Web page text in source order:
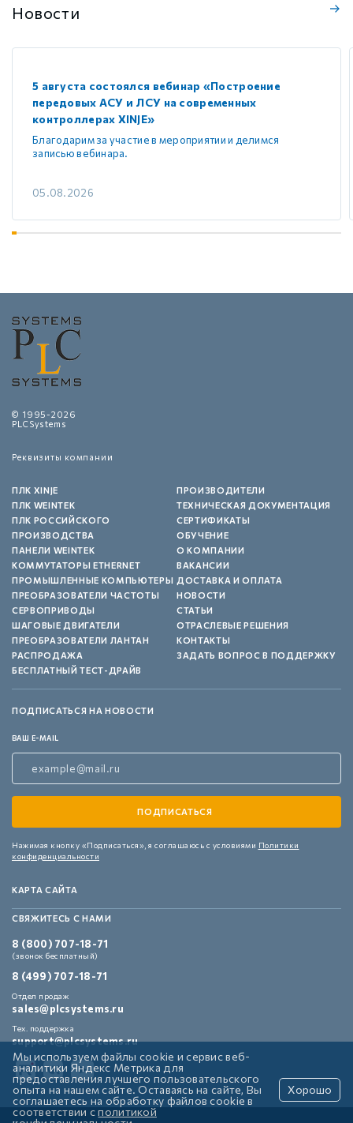
Новости
5 августа состоялся вебинар «Построение
передовых АСУ и ЛСУ на современных
контроллерах XINJE»
Благодарим за участие в мероприятии и делимся
записью вебинара.
05.08.2026
© 1995-2026
PLCSystems
Реквизиты компании
ПЛК XINJE
ПЛК WEINTEK
ПЛК РОССИЙСКОГО
ПРОИЗВОДСТВА
ПАНЕЛИ WEINTEK
КОММУТАТОРЫ ETHERNET
ПРОМЫШЛЕННЫЕ КОМПЬЮТЕРЫ
ПРЕОБРАЗОВАТЕЛИ ЧАСТОТЫ
СЕРВОПРИВОДЫ
ШАГОВЫЕ ДВИГАТЕЛИ
ПРЕОБРАЗОВАТЕЛИ ЛАНТАН
РАСПРОДАЖА
БЕСПЛАТНЫЙ ТЕСТ-ДРАЙВ
ПРОИЗВОДИТЕЛИ
ТЕХНИЧЕСКАЯ ДОКУМЕНТАЦИЯ
СЕРТИФИКАТЫ
ОБУЧЕНИЕ
О КОМПАНИИ
ВАКАНСИИ
ДОСТАВКА И ОПЛАТА
НОВОСТИ
СТАТЬИ
ОТРАСЛЕВЫЕ РЕШЕНИЯ
КОНТАКТЫ
ЗАДАТЬ ВОПРОС В ПОДДЕРЖКУ
ПОДПИСАТЬСЯ НА НОВОСТИ
ВАШ E-MAIL
Нажимая кнопку «Подписаться», я соглашаюсь с условиями Политики
конфиденциальности
КАРТА САЙТА
СВЯЖИТЕСЬ С НАМИ
8 (800) 707-18-71
(звонок бесплатный)
8 (499) 707-18-71
Отдел продаж
sales@plcsystems.ru
Тех. поддержка
support@plcsystems.ru
Мы используем файлы cookie и сервис веб-
аналитики Яндекс Метрика для
предоставления лучшего пользовательского
опыта на нашем сайте. Оставаясь на сайте, Вы
соглашаетесь на обработку файлов cookie в
соответствии сполитикой
Хорошо